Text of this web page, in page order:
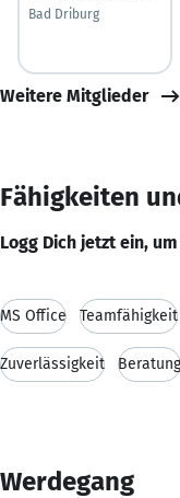
Bad Driburg
Weitere Mitglieder
Fähigkeiten
Logg Dich jetzt ein,
MS Office Teamfähigkeit
Zuverlässigkeit Beratung
Werdegang